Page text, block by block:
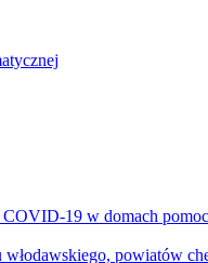
19 w domach
powiatów